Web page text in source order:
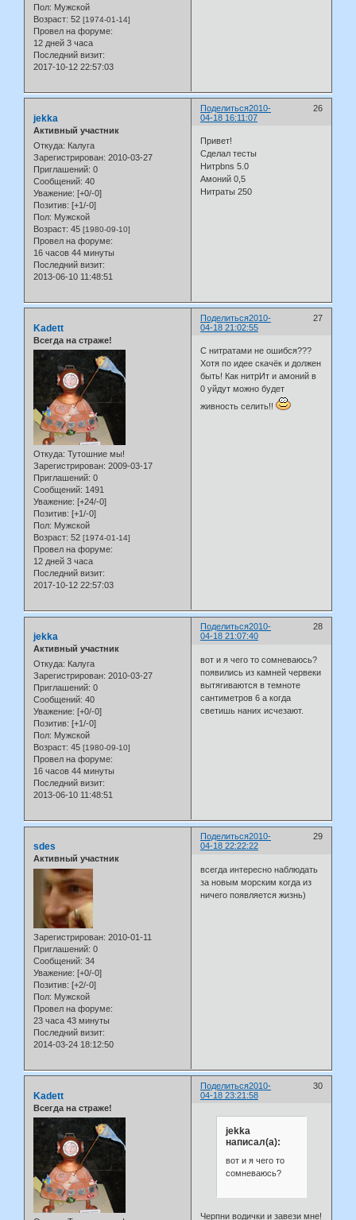
Пол: Мужской
Возраст: 52 [1974-01-14]
Провел на форуме:
12 дней 3 часа
Последний визит:
2017-10-12 22:57:03
Поделиться 26
2010-
04-18 16:11:07
jekka
Активный участник
Откуда: Калуга
Зарегистрирован: 2010-03-27
Приглашений: 0
Сообщений: 40
Уважение: [+0/-0]
Позитив: [+1/-0]
Пол: Мужской
Возраст: 45 [1980-09-10]
Провел на форуме:
16 часов 44 минуты
Последний визит:
2013-06-10 11:48:51
Привет!
Сделал тесты
Нитрbns 5.0
Амоний 0,5
Нитраты 250
Поделиться 27
2010-
04-18 21:02:55
Kadett
Всегда на страже!
Откуда: Тутошние мы!
Зарегистрирован: 2009-03-17
Приглашений: 0
Сообщений: 1491
Уважение: [+24/-0]
Позитив: [+1/-0]
Пол: Мужской
Возраст: 52 [1974-01-14]
Провел на форуме:
12 дней 3 часа
Последний визит:
2017-10-12 22:57:03
С нитратами не ошибся???
Хотя по идее скачёк и должен
быть! Как нитрИт и амоний в
0 уйдут можно будет
живность селить!!
Поделиться 28
2010-
04-18 21:07:40
jekka
Активный участник
Откуда: Калуга
Зарегистрирован: 2010-03-27
Приглашений: 0
Сообщений: 40
Уважение: [+0/-0]
Позитив: [+1/-0]
Пол: Мужской
Возраст: 45 [1980-09-10]
Провел на форуме:
16 часов 44 минуты
Последний визит:
2013-06-10 11:48:51
вот и я чего то сомневаюсь?
появились из камней червеки
вытягиваются в темноте
сантиметров 6 а когда
светишь наних исчезают.
Поделиться 29
2010-
04-18 22:22:22
sdes
Активный участник
Зарегистрирован: 2010-01-11
Приглашений: 0
Сообщений: 34
Уважение: [+0/-0]
Позитив: [+2/-0]
Пол: Мужской
Провел на форуме:
23 часа 43 минуты
Последний визит:
2014-03-24 18:12:50
всегда интересно наблюдать
за новым морским когда из
ничего появляется жизнь)
Поделиться 30
2010-
04-18 23:21:58
Kadett
Всегда на страже!
jekka
написал(а):
вот и я чего то
сомневаюсь?
Черпни водички и завези мне!